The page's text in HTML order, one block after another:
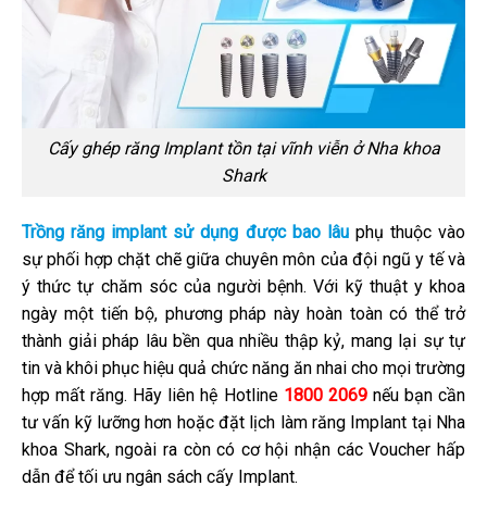
Cấy ghép răng Implant tồn tại vĩnh viễn ở Nha khoa
Shark
Trồng răng implant sử dụng được bao lâuphụ thuộc vào
sự phối hợp chặt chẽ giữa chuyên môn của đội ngũ y tế và
ý thức tự chăm sóc của người bệnh. Với kỹ thuật y khoa
ngày một tiến bộ, phương pháp này hoàn toàn có thể trở
thành giải pháp lâu bền qua nhiều thập kỷ, mang lại sự tự
tin và khôi phục hiệu quả chức năng ăn nhai cho mọi trường
hợp mất răng. Hãy liên hệ Hotline 1800 2069nếu bạn cần
tư vấn kỹ lưỡng hơn hoặc đặt lịch làm răng Implant tại Nha
khoa Shark, ngoài ra còn có cơ hội nhận các Voucher hấp
dẫn để tối ưu ngân sách cấy Implant.